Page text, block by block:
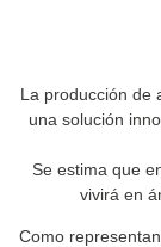
La producción de
una solución
Se estima que
vivirá en
Como